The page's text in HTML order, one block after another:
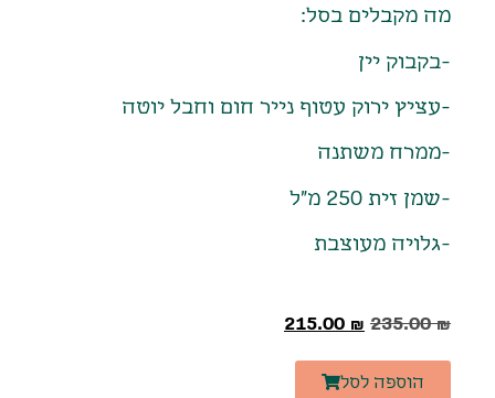
מה מקבלים בסל:
-בקבוק יין
-עציץ ירוק עטוף נייר חום וחבל יוטה
-ממרח משתנה
-שמן זית 250 מ"ל
-גלויה מעוצבת
235.00₪
215.00 ₪
הוספה לסל